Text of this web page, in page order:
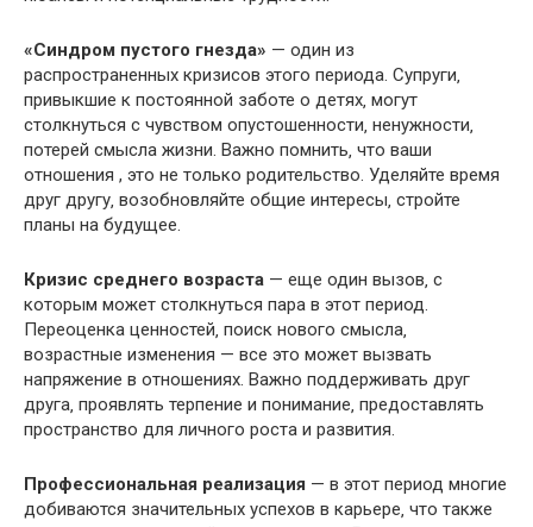
«Синдром пустого гнезда» — один из
распространенных кризисов этого периода.​ Супруги‚
привыкшие к постоянной заботе о детях‚ могут
столкнуться с чувством опустошенности‚ ненужности‚
потерей смысла жизни.​ Важно помнить‚ что ваши
отношения , это не только родительство.​ Уделяйте время
друг другу‚ возобновляйте общие интересы‚ стройте
планы на будущее.​
Кризис среднего возраста — еще один вызов‚ с
которым может столкнуться пара в этот период.
Переоценка ценностей‚ поиск нового смысла‚
возрастные изменения — все это может вызвать
напряжение в отношениях.​ Важно поддерживать друг
друга‚ проявлять терпение и понимание‚ предоставлять
пространство для личного роста и развития.​
Профессиональная реализация — в этот период многие
добиваются значительных успехов в карьере‚ что также